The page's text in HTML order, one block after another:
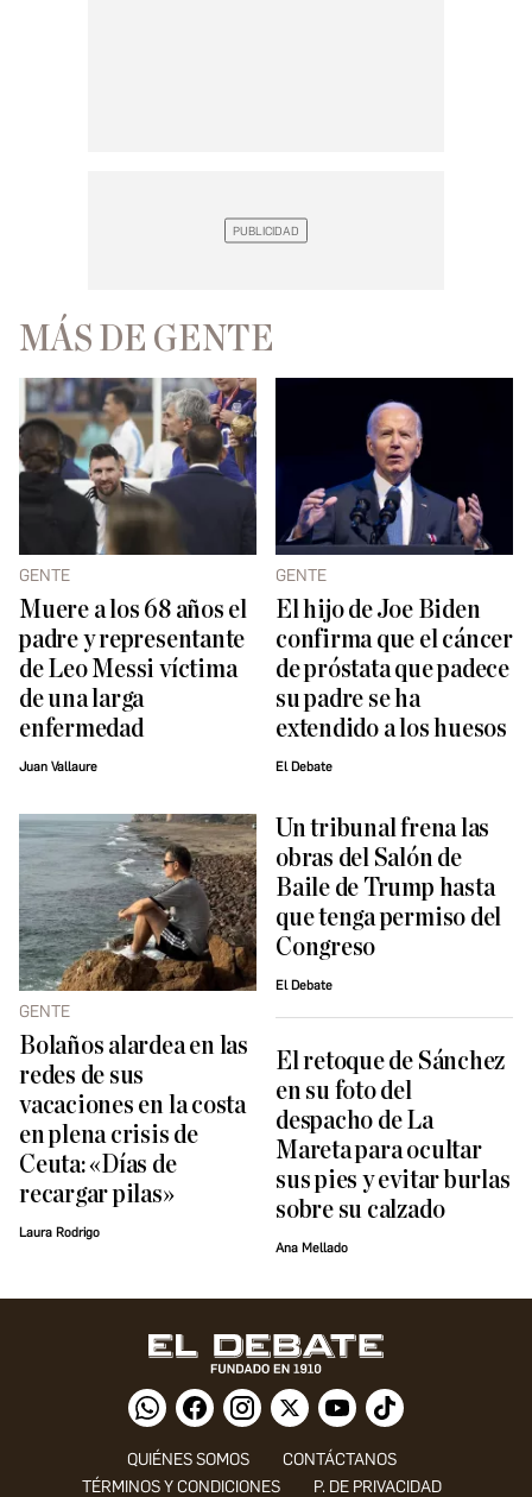
MÁS DE GENTE
GENTE
Muere a los 68 años el
padre y representante
de Leo Messi víctima
de una larga
enfermedad
Juan Vallaure
GENTE
El hijo de Joe Biden
confirma que el cáncer
de próstata que padece
su padre se ha
extendido a los huesos
El Debate
GENTE
Bolaños alardea en las
redes de sus
vacaciones en la costa
en plena crisis de
Ceuta: «Días de
recargar pilas»
Laura Rodrigo
Un tribunal frena las
obras del Salón de
Baile de Trump hasta
que tenga permiso del
Congreso
El Debate
El retoque de Sánchez
en su foto del
despacho de La
Mareta para ocultar
sus pies y evitar burlas
sobre su calzado
Ana Mellado
QUIÉNES SOMOS
CONTÁCTANOS
TÉRMINOS Y CONDICIONES
P. DE PRIVACIDAD